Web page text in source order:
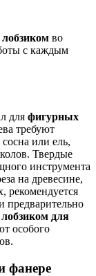
во
с каждым
для фигурных
требуют
или ель,
Твердые
инструмента
на древесине,
рекомендуется
предварительно
для
особого